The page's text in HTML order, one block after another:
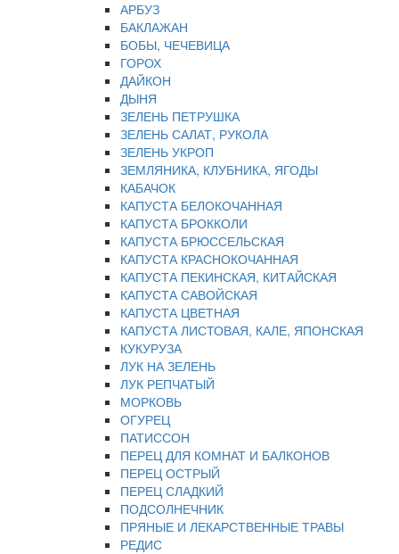
АРБУЗ
БАКЛАЖАН
БОБЫ, ЧЕЧЕВИЦА
ГОРОХ
ДАЙКОН
ДЫНЯ
ЗЕЛЕНЬ ПЕТРУШКА
ЗЕЛЕНЬ САЛАТ, РУКОЛА
ЗЕЛЕНЬ УКРОП
ЗЕМЛЯНИКА, КЛУБНИКА, ЯГОДЫ
КАБАЧОК
КАПУСТА БЕЛОКОЧАННАЯ
КАПУСТА БРОККОЛИ
КАПУСТА БРЮССЕЛЬСКАЯ
КАПУСТА КРАСНОКОЧАННАЯ
КАПУСТА ПЕКИНСКАЯ, КИТАЙСКАЯ
КАПУСТА САВОЙСКАЯ
КАПУСТА ЦВЕТНАЯ
КАПУСТА ЛИСТОВАЯ, КАЛЕ, ЯПОНСКАЯ
КУКУРУЗА
ЛУК НА ЗЕЛЕНЬ
ЛУК РЕПЧАТЫЙ
МОРКОВЬ
ОГУРЕЦ
ПАТИССОН
ПЕРЕЦ ДЛЯ КОМНАТ И БАЛКОНОВ
ПЕРЕЦ ОСТРЫЙ
ПЕРЕЦ СЛАДКИЙ
ПОДСОЛНЕЧНИК
ПРЯНЫЕ И ЛЕКАРСТВЕННЫЕ ТРАВЫ
РЕДИС